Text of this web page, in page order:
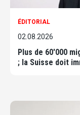
ÉDITORIAL
02.08.2026
Plus de 60'000
; la Suisse doit